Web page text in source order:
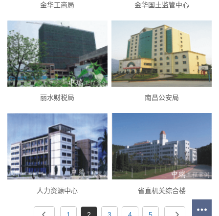
金华工商局 金华国土监管中心
丽水财税局 南昌公安局
人力资源中心 省直机关综合楼